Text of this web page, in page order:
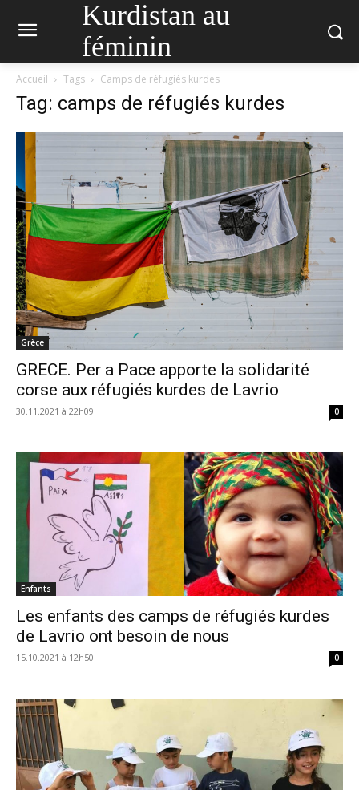
Kurdistan au
féminin
Accueil Tags Camps de réfugiés kurdes
Tag: camps de réfugiés kurdes
Grèce
GRECE. Per a Pace apporte la solidarité
corse aux réfugiés kurdes de Lavrio
30.11.2021 à 22h09 0
Enfants
Les enfants des camps de réfugiés kurdes
de Lavrio ont besoin de nous
15.10.2021 à 12h50 0